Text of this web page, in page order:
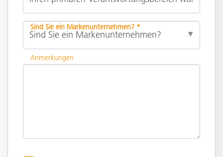
Sind Sie ein Markenunternehmen? *
Anmerkungen